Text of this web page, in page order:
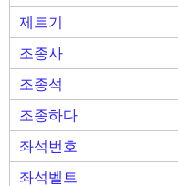
제트기
조종사
조종석
조종하다
좌석번호
좌석벨트